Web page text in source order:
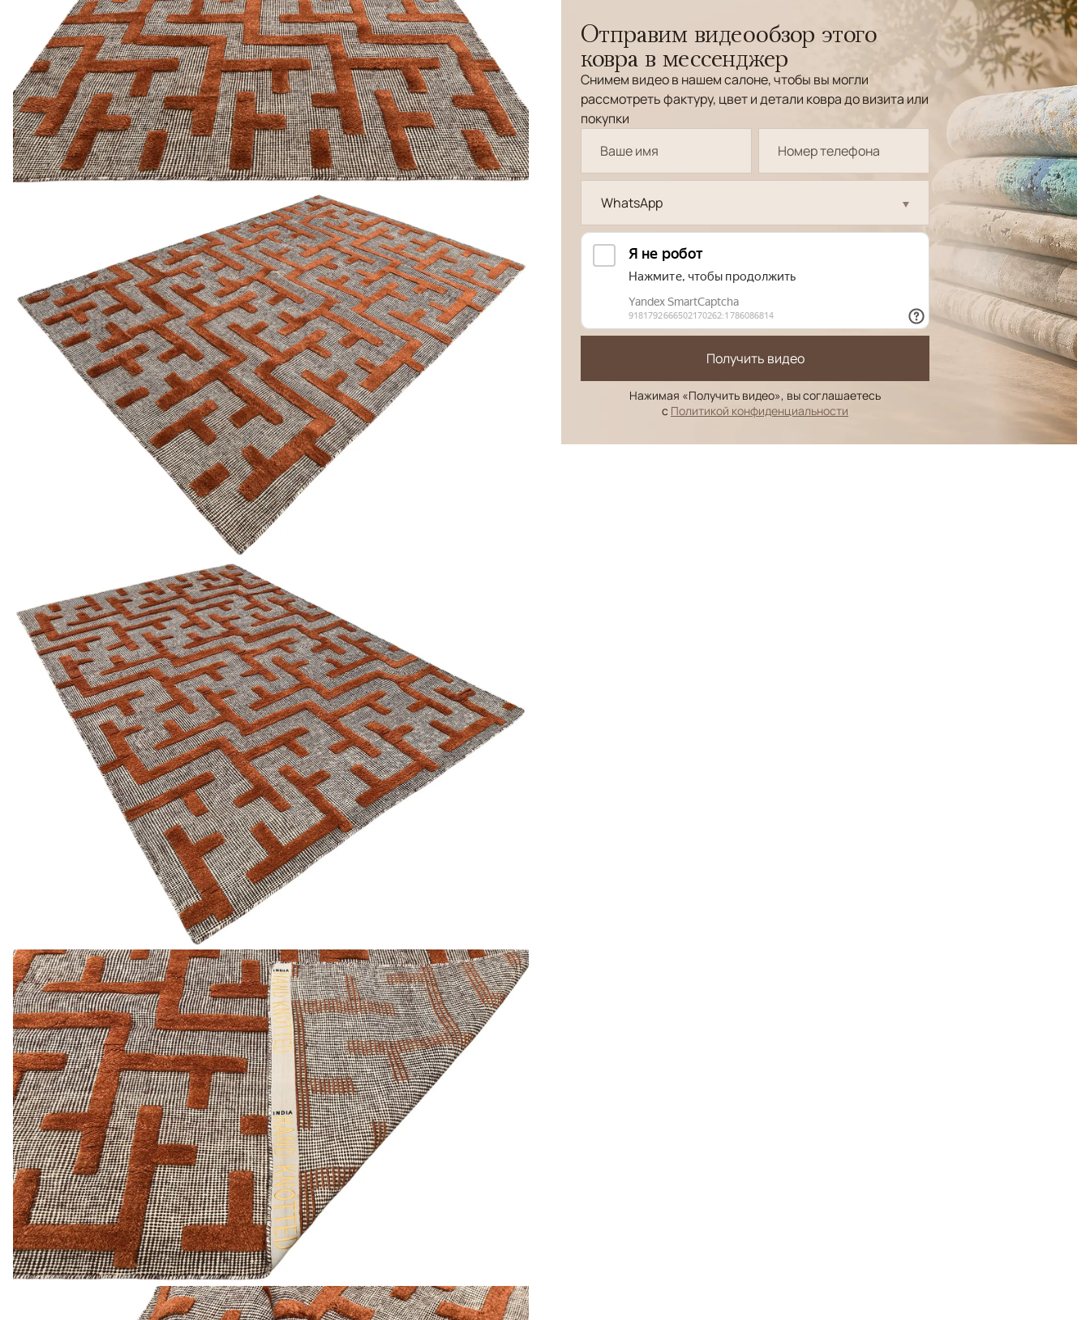
Отправим видеообзор этого
ковра в мессенджер
Снимем видео в нашем салоне, чтобы вы могли
рассмотреть фактуру, цвет и детали ковра до визита или
покупки
WhatsApp
Получить видео
Нажимая «Получить видео», вы соглашаетесь
с Политикой конфиденциальности